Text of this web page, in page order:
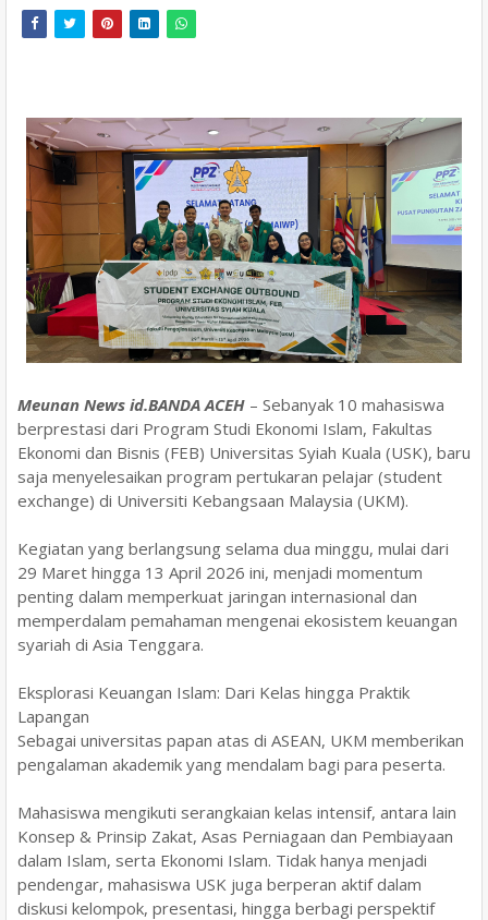
Meunan News id.​BANDA ACEH – Sebanyak 10 mahasiswa
berprestasi dari Program Studi Ekonomi Islam, Fakultas
Ekonomi dan Bisnis (FEB) Universitas Syiah Kuala (USK), baru
saja menyelesaikan program pertukaran pelajar (student
exchange) di Universiti Kebangsaan Malaysia (UKM).
Kegiatan yang berlangsung selama dua minggu, mulai dari
29 Maret hingga 13 April 2026 ini, menjadi momentum
penting dalam memperkuat jaringan internasional dan
memperdalam pemahaman mengenai ekosistem keuangan
syariah di Asia Tenggara.
​Eksplorasi Keuangan Islam: Dari Kelas hingga Praktik
Lapangan
​Sebagai universitas papan atas di ASEAN, UKM memberikan
pengalaman akademik yang mendalam bagi para peserta.
Mahasiswa mengikuti serangkaian kelas intensif, antara lain
Konsep & Prinsip Zakat, Asas Perniagaan dan Pembiayaan
dalam Islam, serta Ekonomi Islam. Tidak hanya menjadi
pendengar, mahasiswa USK juga berperan aktif dalam
diskusi kelompok, presentasi, hingga berbagi perspektif